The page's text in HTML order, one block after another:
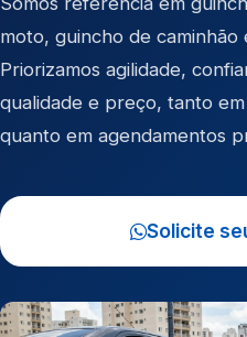
moto, guincho de caminhão
Priorizamos agilidade,
qualidade e preço, tanto
quanto em agendamentos
Solicite